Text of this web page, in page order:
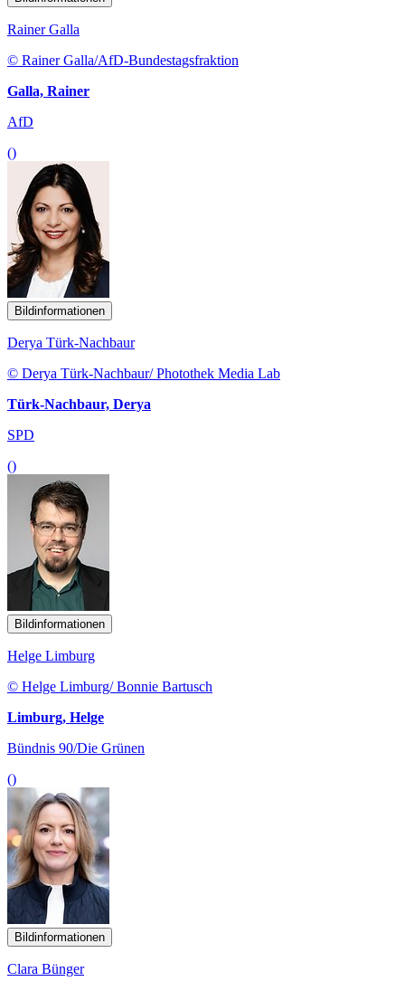
Rainer Galla
© Rainer Galla/AfD-Bundestagsfraktion
Galla, Rainer
AfD
()
Bildinformationen
Derya Türk-Nachbaur
© Derya Türk-Nachbaur/ Photothek Media Lab
Türk-Nachbaur, Derya
SPD
()
Bildinformationen
Helge Limburg
© Helge Limburg/ Bonnie Bartusch
Limburg, Helge
Bündnis 90/Die Grünen
()
Bildinformationen
Clara Bünger